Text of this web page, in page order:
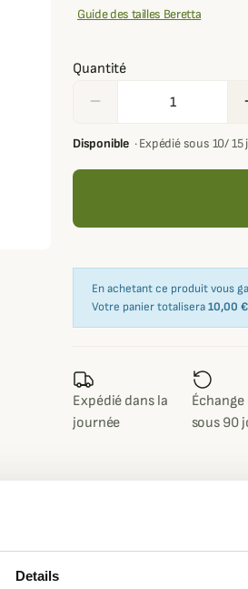
Details
Guide des tailles Beretta
Quantité
remove
Disponible ·Expédié sous 10/
En achetant ce produit vous
Votre panier totalisera10,00 €
Expédié dans la
journée
sous 90
Fiche technique
Membrane Beretta